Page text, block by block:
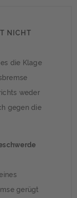
G
die Klage
weder
gegen die
gerügt